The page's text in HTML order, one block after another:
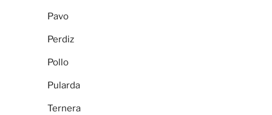
Pavo
Perdiz
Pollo
Pularda
Ternera